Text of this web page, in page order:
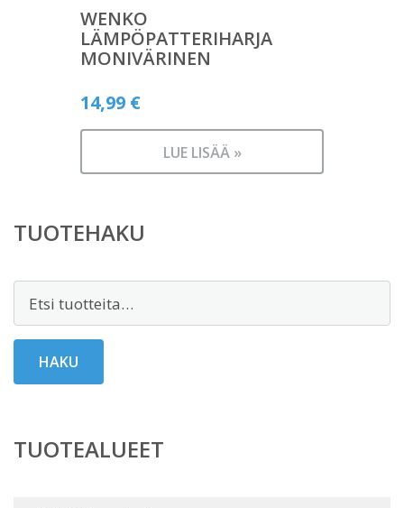
WENKO
LÄMPÖPATTERIHARJA
MONIVÄRINEN
14,99 €
LUE LISÄÄ »
TUOTEHAKU
HAKU
TUOTEALUEET